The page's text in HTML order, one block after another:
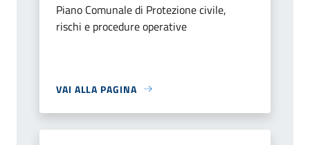
Piano Comunale di Protezione civile,
rischi e procedure operative
VAI ALLA PAGINA